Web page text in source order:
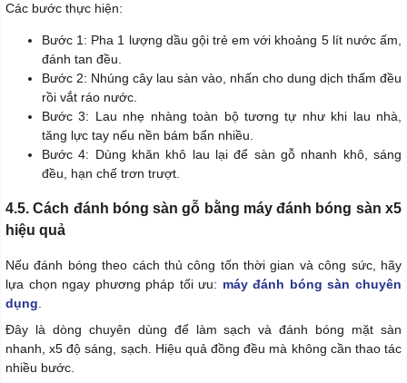
Các bước thực hiện:
Bước 1: Pha 1 lượng dầu gội trẻ em với khoảng 5 lít nước ấm,
đánh tan đều.
Bước 2: Nhúng cây lau sàn vào, nhấn cho dung dịch thấm đều
rồi vắt ráo nước.
Bước 3: Lau nhẹ nhàng toàn bộ tương tự như khi lau nhà,
tăng lực tay nếu nền bám bẩn nhiều.
Bước 4: Dùng khăn khô lau lại để sàn gỗ nhanh khô, sáng
đều, hạn chế trơn trượt.
4.5. Cách đánh bóng sàn gỗ bằng máy đánh bóng sàn x5
hiệu quả
Nếu đánh bóng theo cách thủ công tốn thời gian và công sức, hãy
lựa chọn ngay phương pháp tối ưu: máy đánh bóng sàn chuyên
dụng.
Đây là dòng chuyên dùng để làm sạch và đánh bóng mặt sàn
nhanh, x5 độ sáng, sạch. Hiệu quả đồng đều mà không cần thao tác
nhiều bước.